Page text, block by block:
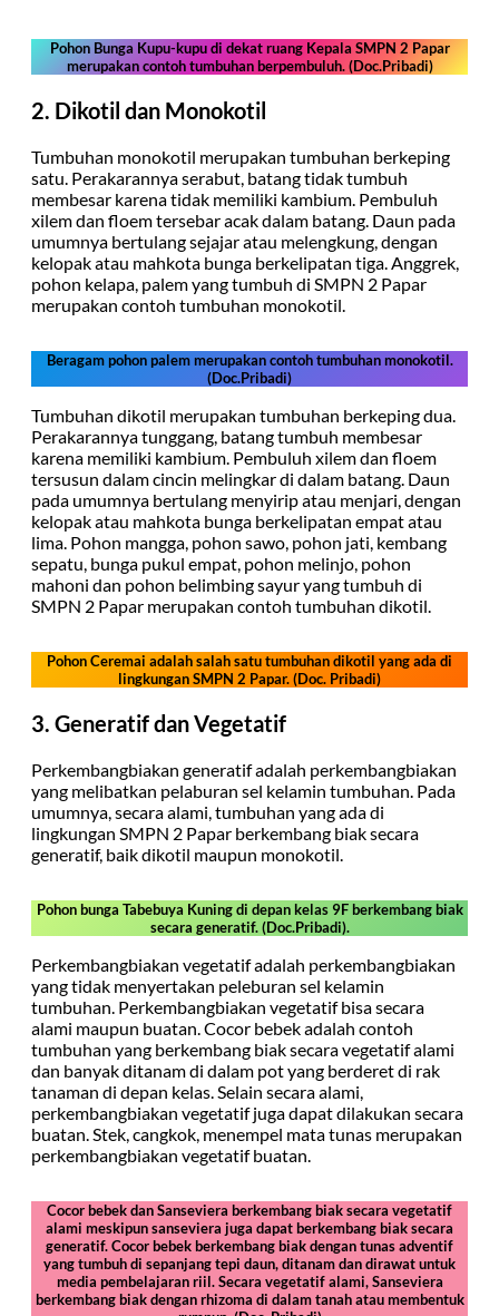
Pohon Bunga Kupu-kupu di dekat ruang Kepala SMPN 2 Papar
merupakan contoh tumbuhan berpembuluh. (Doc.Pribadi)
2. Dikotil dan Monokotil
Tumbuhan monokotil merupakan tumbuhan berkeping
satu. Perakarannya serabut, batang tidak tumbuh
membesar karena tidak memiliki kambium. Pembuluh
xilem dan floem tersebar acak dalam batang. Daun pada
umumnya bertulang sejajar atau melengkung, dengan
kelopak atau mahkota bunga berkelipatan tiga. Anggrek,
pohon kelapa, palem yang tumbuh di SMPN 2 Papar
merupakan contoh tumbuhan monokotil.
Beragam pohon palem merupakan contoh tumbuhan monokotil.
(Doc.Pribadi)
Tumbuhan dikotil merupakan tumbuhan berkeping dua.
Perakarannya tunggang, batang tumbuh membesar
karena memiliki kambium. Pembuluh xilem dan floem
tersusun dalam cincin melingkar di dalam batang. Daun
pada umumnya bertulang menyirip atau menjari, dengan
kelopak atau mahkota bunga berkelipatan empat atau
lima. Pohon mangga, pohon sawo, pohon jati, kembang
sepatu, bunga pukul empat, pohon melinjo, pohon
mahoni dan pohon belimbing sayur yang tumbuh di
SMPN 2 Papar merupakan contoh tumbuhan dikotil.
Pohon Ceremai adalah salah satu tumbuhan dikotil yang ada di
lingkungan SMPN 2 Papar. (Doc. Pribadi)
3. Generatif dan Vegetatif
Perkembangbiakan generatif adalah perkembangbiakan
yang melibatkan pelaburan sel kelamin tumbuhan. Pada
umumnya, secara alami, tumbuhan yang ada di
lingkungan SMPN 2 Papar berkembang biak secara
generatif, baik dikotil maupun monokotil.
Pohon bunga Tabebuya Kuning di depan kelas 9F berkembang biak
secara generatif. (Doc.Pribadi).
Perkembangbiakan vegetatif adalah perkembangbiakan
yang tidak menyertakan peleburan sel kelamin
tumbuhan. Perkembangbiakan vegetatif bisa secara
alami maupun buatan. Cocor bebek adalah contoh
tumbuhan yang berkembang biak secara vegetatif alami
dan banyak ditanam di dalam pot yang berderet di rak
tanaman di depan kelas. Selain secara alami,
perkembangbiakan vegetatif juga dapat dilakukan secara
buatan. Stek, cangkok, menempel mata tunas merupakan
perkembangbiakan vegetatif buatan.
Cocor bebek dan Sanseviera berkembang biak secara vegetatif
alami meskipun sanseviera juga dapat berkembang biak secara
generatif. Cocor bebek berkembang biak dengan tunas adventif
yang tumbuh di sepanjang tepi daun, ditanam dan dirawat untuk
media pembelajaran riil. Secara vegetatif alami, Sanseviera
berkembang biak dengan rhizoma di dalam tanah atau membentuk